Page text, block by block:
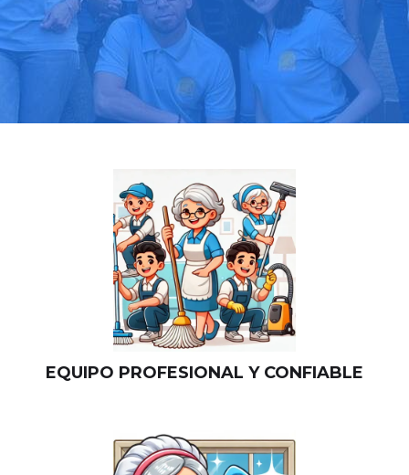
Llama hoy: 919 03 52 24
Más de 1000 clientes confían en nosotros
⭐⭐⭐⭐⭐
EQUIPO PROFESIONAL Y CONFIABLE